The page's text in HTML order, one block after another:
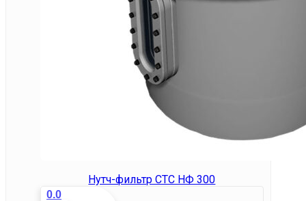
Нутч-фильтр СТС НФ 300
0.0